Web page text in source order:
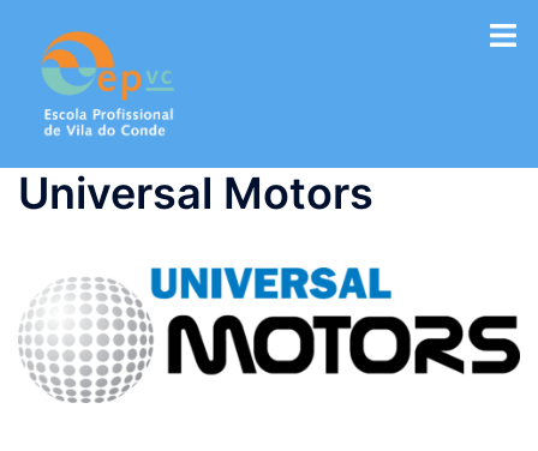
conteúdo
Universal Motors